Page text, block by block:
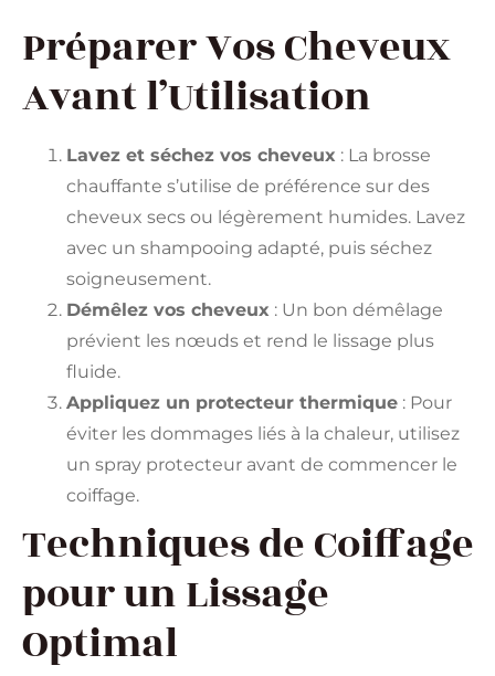
Préparer Vos Cheveux
Avant l’Utilisation
Lavez et séchez vos cheveux : La brosse
chauffante s’utilise de préférence sur des
cheveux secs ou légèrement humides. Lavez
avec un shampooing adapté, puis séchez
soigneusement.
Démêlez vos cheveux : Un bon démêlage
prévient les nœuds et rend le lissage plus
fluide.
Appliquez un protecteur thermique : Pour
éviter les dommages liés à la chaleur, utilisez
un spray protecteur avant de commencer le
coiffage.
Techniques de Coiffage
pour un Lissage
Optimal